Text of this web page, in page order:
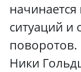
ситуаций и
поворотов.
Ники